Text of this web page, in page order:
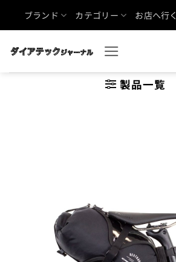
ブランド カテゴリー お店へ行く
製品一覧